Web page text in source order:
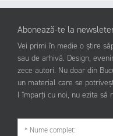
Abonează-te la
Vei primi în medie o știre
sau de arhivă. Design,
zece autori. Nu doar din
un material care se
l împarți cu noi, nu ezita să